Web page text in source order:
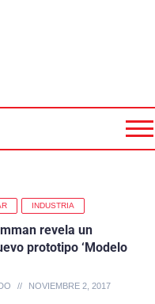
INDUSTRIA
revela un
prototipo ‘Modelo
NOVIEMBRE 2, 2017